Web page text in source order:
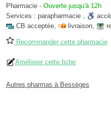
Pharmacie - Ouverte jusqu'à 12h
Services : parapharmacie ,
CB acceptée, livraison,
Recommander cette pharmacie
Améliorer cette fiche
Autres pharmas à Bessèges